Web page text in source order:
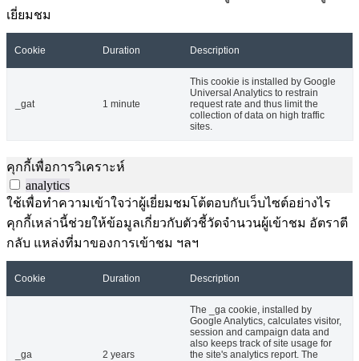
เยี่ยมชม
Cookie Duration Description
_gat 1 minute
This cookie is installed by Google
Universal Analytics to restrain
request rate and thus limit the
collection of data on high traffic
sites.
คุกกี้เพื่อการวิเคราะห์
analytics
ใช้เพื่อทำความเข้าใจว่าผู้เยี่ยมชมโต้ตอบกับเว็บไซต์อย่างไร
คุกกี้เหล่านี้ช่วยให้ข้อมูลเกี่ยวกับตัวชี้วัดจำนวนผู้เข้าชม อัตราตี
กลับ แหล่งที่มาของการเข้าชม ฯลฯ
Cookie Duration Description
_ga 2 years
The _ga cookie, installed by
Google Analytics, calculates visitor,
session and campaign data and
also keeps track of site usage for
the site's analytics report. The